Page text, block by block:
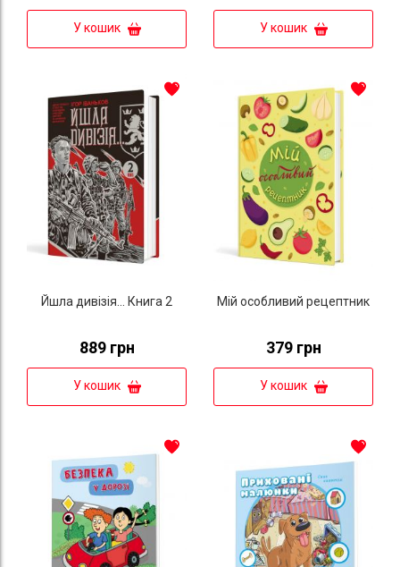
У кошик У кошик
Йшла дивізія... Книга 2
889 грн
У кошик
Мій особливий рецептник
379 грн
У кошик